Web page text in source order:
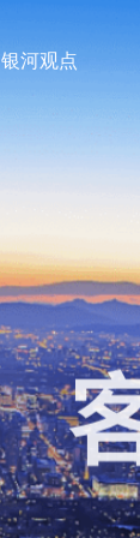
银河观点